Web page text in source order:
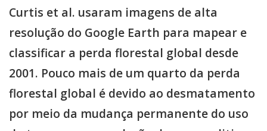
Curtis et al. usaram imagens de alta
resolução do Google Earth para mapear e
classificar a perda florestal global desde
2001. Pouco mais de um quarto da perda
florestal global é devido ao desmatamento
por meio da mudança permanente do uso